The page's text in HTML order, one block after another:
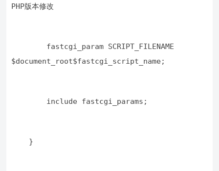
PHP版本修改
$document_root$fastcgi_script_name;
        include fastcgi_params;
    }